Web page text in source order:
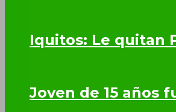
Iquitos: Le quitan
Joven de 15 años